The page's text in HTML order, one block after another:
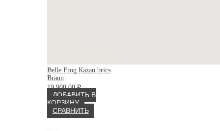
Belle Frog Каzan brics
Braun
19 900.00₽
ДОБАВИТЬ В
КОРЗИНУ
СРАВНИТЬ